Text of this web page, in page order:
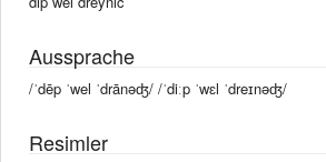
Aussprache
/ˈdēp ˈwel ˈdrānəʤ/ /ˈdiːp ˈwɛl ˈdreɪnəʤ/
Resimler